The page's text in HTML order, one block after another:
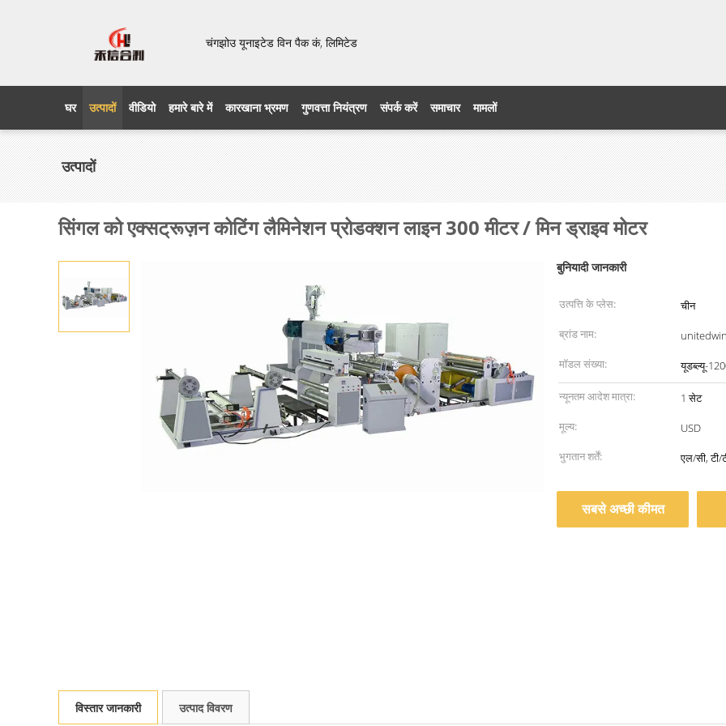
चंगझोउ यूनाइटेड विन पैक कं, लिमिटेड
घर उत्पादों वीडियो हमारे बारे में कारखाना भ्रमण गुणवत्ता नियंत्रण संपर्क करें समाचार मामलों
उत्पादों
सिंगल को एक्सट्रूज़न कोटिंग लैमिनेशन प्रोडक्शन लाइन 300 मीटर / मिन ड्राइव मोटर
बुनियादी जानकारी
उत्पत्ति के प्लेस:
चीन
ब्रांड नाम:
unitedwin
मॉडल संख्या:
यूडब्ल्यू-
न्यूनतम आदेश मात्रा:
1 सेट
मूल्य:
USD
भुगतान शर्तें:
एल/सी, टी/
सबसे अच्छी कीमत
विस्तार जानकारी उत्पाद विवरण